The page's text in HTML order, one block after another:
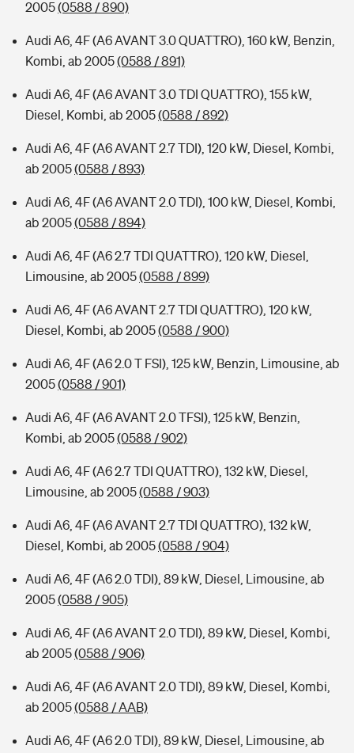
2005(0588 / 890)
Audi A6, 4F (A6 AVANT 3.0 QUATTRO), 160 kW, Benzin,
Kombi, ab 2005(0588 / 891)
Audi A6, 4F (A6 AVANT 3.0 TDI QUATTRO), 155 kW,
Diesel, Kombi, ab 2005(0588 / 892)
Audi A6, 4F (A6 AVANT 2.7 TDI), 120 kW, Diesel, Kombi,
ab 2005(0588 / 893)
Audi A6, 4F (A6 AVANT 2.0 TDI), 100 kW, Diesel, Kombi,
ab 2005(0588 / 894)
Audi A6, 4F (A6 2.7 TDI QUATTRO), 120 kW, Diesel,
Limousine, ab 2005(0588 / 899)
Audi A6, 4F (A6 AVANT 2.7 TDI QUATTRO), 120 kW,
Diesel, Kombi, ab 2005(0588 / 900)
Audi A6, 4F (A6 2.0 T FSI), 125 kW, Benzin, Limousine, ab
2005(0588 / 901)
Audi A6, 4F (A6 AVANT 2.0 TFSI), 125 kW, Benzin,
Kombi, ab 2005(0588 / 902)
Audi A6, 4F (A6 2.7 TDI QUATTRO), 132 kW, Diesel,
Limousine, ab 2005(0588 / 903)
Audi A6, 4F (A6 AVANT 2.7 TDI QUATTRO), 132 kW,
Diesel, Kombi, ab 2005(0588 / 904)
Audi A6, 4F (A6 2.0 TDI), 89 kW, Diesel, Limousine, ab
2005(0588 / 905)
Audi A6, 4F (A6 AVANT 2.0 TDI), 89 kW, Diesel, Kombi,
ab 2005(0588 / 906)
Audi A6, 4F (A6 AVANT 2.0 TDI), 89 kW, Diesel, Kombi,
ab 2005(0588 / AAB)
Audi A6, 4F (A6 2.0 TDI), 89 kW, Diesel, Limousine, ab